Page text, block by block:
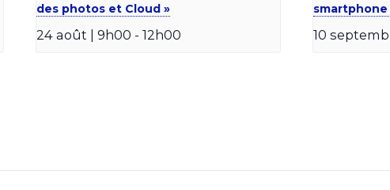
des photos et Cloud »
24 août | 9h00 - 12h00
smartphone
10